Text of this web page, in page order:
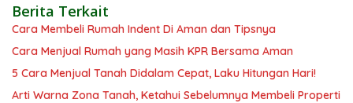
Berita Terkait
Cara Membeli Rumah Indent Di Aman dan Tipsnya
Cara Menjual Rumah yang Masih KPR Bersama Aman
5 Cara Menjual Tanah Didalam Cepat, Laku Hitungan Hari!
Arti Warna Zona Tanah, Ketahui Sebelumnya Membeli Properti